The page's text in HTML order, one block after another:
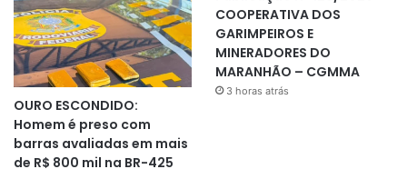
OURO ESCONDIDO:
Homem é preso com
barras avaliadas em mais
de R$ 800 mil na BR-425
COOPERATIVA DOS
GARIMPEIROS E
MINERADORES DO
MARANHÃO – CGMMA
3 horas atrás